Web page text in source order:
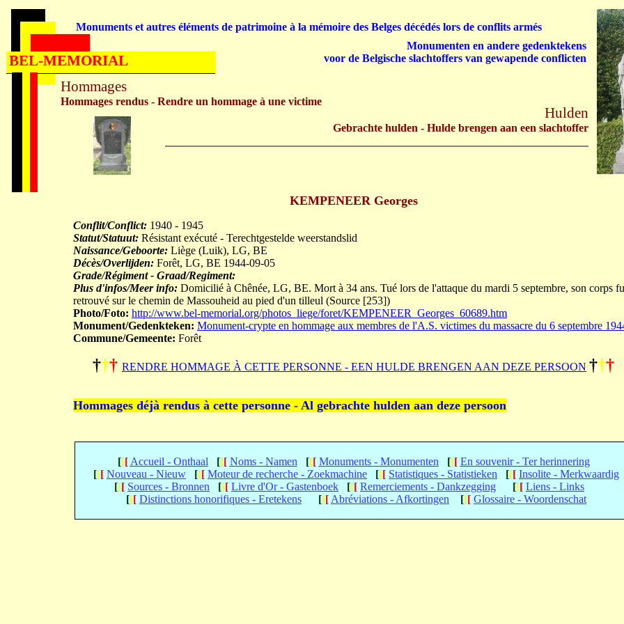
KEMPENEER Georges
Conflit/Conflict: 1940 - 1945
Statut/Statuut: Résistant exécuté - Terechtgestelde weerstandslid
Naissance/Geboorte: Liège (Luik), LG, BE
Décès/Overlijden: Forêt, LG, BE 1944-09-05
Grade/Régiment - Graad/Regiment:
Plus d'infos/Meer info: Domicilié à Chênée, LG, BE. Mort à 34 ans. Tué lors de l'attaque du mardi 5 septembre, son corps
retrouvé sur le chemin de Massouheid au pied d'un tilleul (Source [253])
Photo/Foto: http://www.bel-memorial.org/photos_liege/foret/KEMPENEER_Georges_60689.htm
Monument/Gedenkteken: Monument-crypte en hommage aux membres de l'A.S. victimes du massacre du 6 septembre
Commune/Gemeente: Forêt
††† RENDRE HOMMAGE À CETTE PERSONNE - EEN HULDE BRENGEN AAN DEZE PERSOON †††
Hommages déjà rendus à cette personne - Al gebrachte hulden aan deze persoon
[[[ Accueil - Onthaal [[[ Noms - Namen [[[ Monuments - Monumenten [[[ En souvenir - Ter herinnering
[[[ Nouveau - Nieuw [[[ Moteur de recherche - Zoekmachine [[[ Statistiques - Statistieken [[[ Insolite - Merkwaardig
[[[ Sources - Bronnen [[[ Livre d'Or - Gastenboek [[[ Remerciements - Dankzegging [[[ Liens - Links
[[[ Distinctions honorifiques - Eretekens [[[ Abréviations - Afkortingen [[[ Glossaire - Woordenschat
Hommages
Hommages rendus - Rendre un hommage à une victime
Hulden
Gebrachte hulden - Hulde brengen aan een slachtoffer
Monuments et autres éléments de patrimoine à la mémoire des Belges décédés lors de conflits armés
Monumenten en andere gedenktekens
voor de Belgische slachtoffers van gewapende conflicten
BEL-MEMORIAL